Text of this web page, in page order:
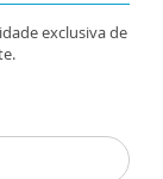
exclusiva de